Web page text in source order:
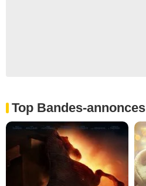
Top Bandes-annonces